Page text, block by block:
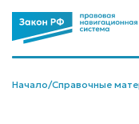
Начало/Справочные